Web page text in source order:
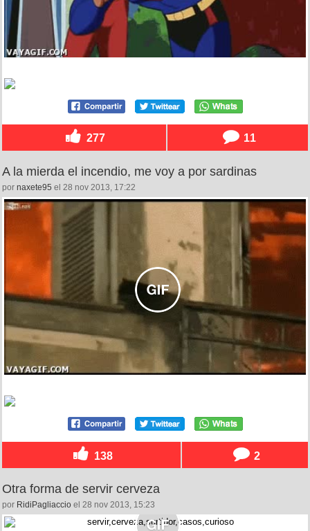
277 11
A la mierda el incendio, me voy a por sardinas
por naxete95 el 28 nov 2013, 17:22
138 2
Otra forma de servir cerveza
por RidiPagliaccio el 28 nov 2013, 15:23